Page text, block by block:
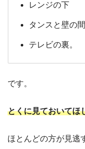
レンジの下
タンスと壁の間
テレビの裏。
です。
とくに見ておいてほ
ほとんどの方が見逃